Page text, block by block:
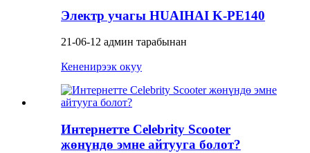
Электр учагы HUAIHAI K-PE140
21-06-12 админ тарабынан
Кененирээк окуу
Интернетте Celebrity Scooter
жөнүндө эмне айтууга болот?